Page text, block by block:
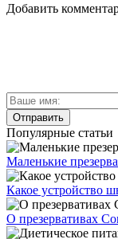
Добавить
Популярные статьи
Маленькие
Какое устройство
О презервативах